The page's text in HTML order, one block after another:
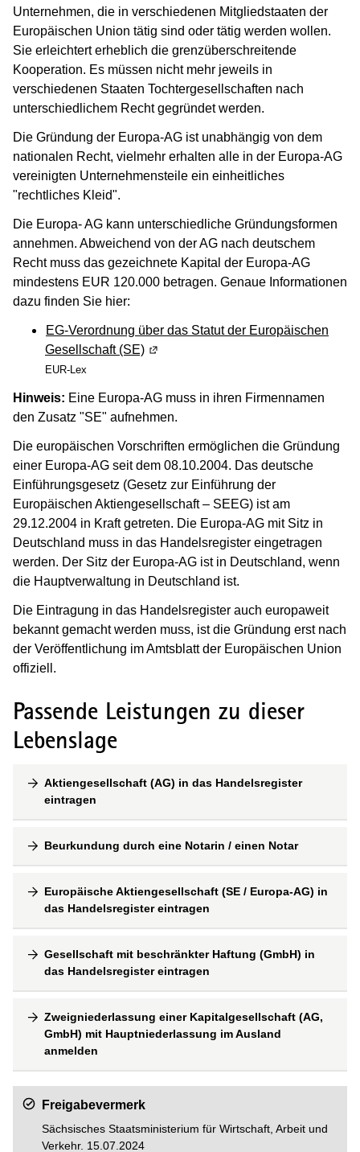
Unternehmen, die in verschiedenen Mitgliedstaaten der
Europäischen Union tätig sind oder tätig werden wollen.
Sie erleichtert erheblich die grenzüberschreitende
Kooperation. Es müssen nicht mehr jeweils in
verschiedenen Staaten Tochtergesellschaften nach
unterschiedlichem Recht gegründet werden.
Die Gründung der Europa-AG ist unabhängig von dem
nationalen Recht, vielmehr erhalten alle in der Europa-AG
vereinigten Unternehmensteile ein einheitliches
"rechtliches Kleid".
Die Europa- AG kann unterschiedliche Gründungsformen
annehmen. Abweichend von der AG nach deutschem
Recht muss das gezeichnete Kapital der Europa-AG
mindestens EUR 120.000 betragen. Genaue Informationen
dazu finden Sie hier:
EG-Verordnung über das Statut der Europäischen
Gesellschaft (SE) (Wird in einem neuen Fenster
EUR-Lex
Hinweis: Eine Europa-AG muss in ihren Firmennamen
den Zusatz "SE" aufnehmen.
Die europäischen Vorschriften ermöglichen die Gründung
einer Europa-AG seit dem 08.10.2004. Das deutsche
Einführungsgesetz (Gesetz zur Einführung der
Europäischen Aktiengesellschaft – SEEG) ist am
29.12.2004 in Kraft getreten. Die Europa-AG mit Sitz in
Deutschland muss in das Handelsregister eingetragen
werden. Der Sitz der Europa-AG ist in Deutschland, wenn
die Hauptverwaltung in Deutschland ist.
Die Eintragung in das Handelsregister auch europaweit
bekannt gemacht werden muss, ist die Gründung erst nach
der Veröffentlichung im Amtsblatt der Europäischen Union
offiziell.
Passende Leistungen zu dieser
Lebenslage
Aktiengesellschaft (AG) in das Handelsregister
eintragen
Beurkundung durch eine Notarin / einen Notar
Europäische Aktiengesellschaft (SE / Europa-AG) in
das Handelsregister eintragen
Gesellschaft mit beschränkter Haftung (GmbH) in
das Handelsregister eintragen
Zweigniederlassung einer Kapitalgesellschaft (AG,
GmbH) mit Hauptniederlassung im Ausland
anmelden
Freigabevermerk
Sächsisches Staatsministerium für Wirtschaft, Arbeit und
Verkehr. 15.07.2024